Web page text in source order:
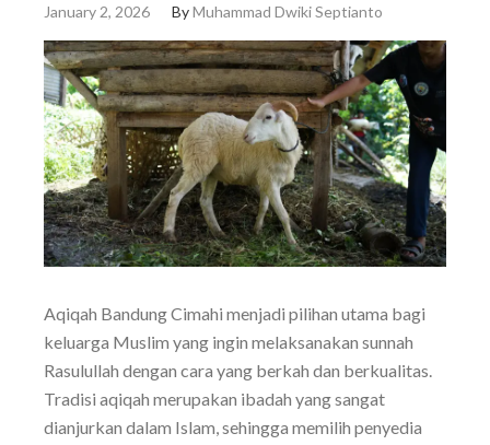
January 2, 2026 ByMuhammad Dwiki Septianto
Aqiqah Bandung Cimahi menjadi pilihan utama bagi
keluarga Muslim yang ingin melaksanakan sunnah
Rasulullah dengan cara yang berkah dan berkualitas.
Tradisi aqiqah merupakan ibadah yang sangat
dianjurkan dalam Islam, sehingga memilih penyedia